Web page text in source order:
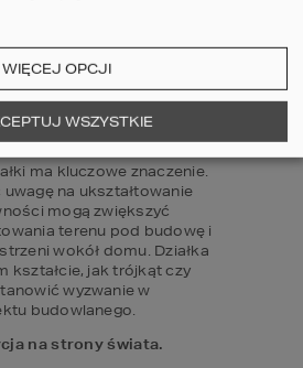
uwagę:
i ukształtowanie
ma kluczowe znaczenie.
na ukształtowanie
mogą zwiększyć
terenu pod budowę i
wokół domu. Działka
kształcie, jak trójkąt czy
wyzwanie w
budowlanego.
na strony świata.
WIĘCEJ OPCJI
WSZYSTKIE